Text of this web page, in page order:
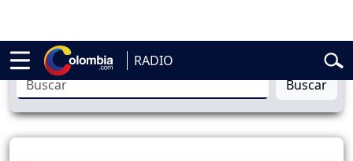
RADIO
de la Espriella Vuelta a Colombia
Buscar